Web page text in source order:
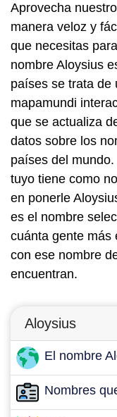
Aprovecha
manera veloz y
que necesitas
nombre Aloysius
países se trata de
mapamundi
que se actualiza
datos sobre los
países del
tuyo tiene como
en ponerle
es el nombre
cuánta gente más
con ese nombre
encuentran.
Aloysius
El nombre
Nombres